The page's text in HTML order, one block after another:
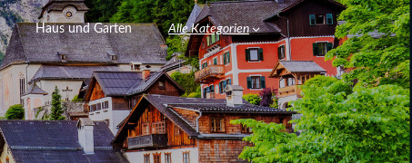
Haus und Garten Alle Kategorien